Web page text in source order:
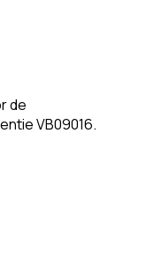
de
VB09016.